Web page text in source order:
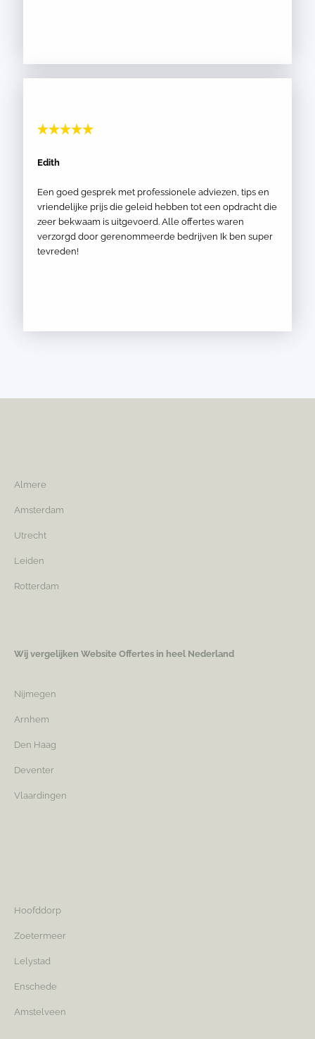
Edith
Een goed gesprek met professionele adviezen, tips en
vriendelijke prijs die geleid hebben tot een opdracht die
zeer bekwaam is uitgevoerd. Alle offertes waren
verzorgd door gerenommeerde bedrijven Ik ben super
tevreden!
Almere
Amsterdam
Utrecht
Leiden
Rotterdam
Wij vergelijken Website Offertes in heel Nederland
Nijmegen
Arnhem
Den Haag
Deventer
Vlaardingen
Hoofddorp
Zoetermeer
Lelystad
Enschede
Amstelveen